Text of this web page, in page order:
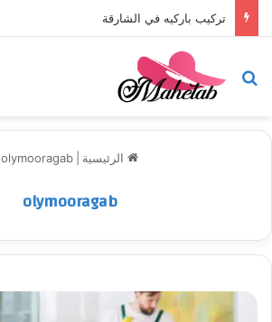
تركيب باركيه في الشارقة
بحث عن
الرئيسية olymooragab
olymooragab